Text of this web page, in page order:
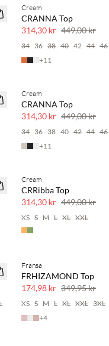
SAVE20
Cream
CRANNA Top
314,30 kr 449,00 kr
34 36 38 40 42 44 46
+11
SAVE20
Cream
CRANNA Top
314,30 kr 449,00 kr
34 36 38 40 42 44 46
+11
SAVE20
Cream
CRRibba Top
314,30 kr 449,00 kr
XS S M L XL XXL
SAVE20
Fransa
FRHIZAMOND Top
174,98 kr 349,95 kr
XS S M L XL XXL 3XL
+4